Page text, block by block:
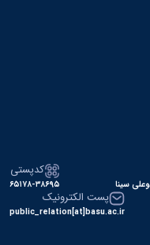
سینا
کدپستی
۶۵۱۷۸-۳۸۶۹۵
پست الکترونیک
public_relation[at]basu.ac.ir